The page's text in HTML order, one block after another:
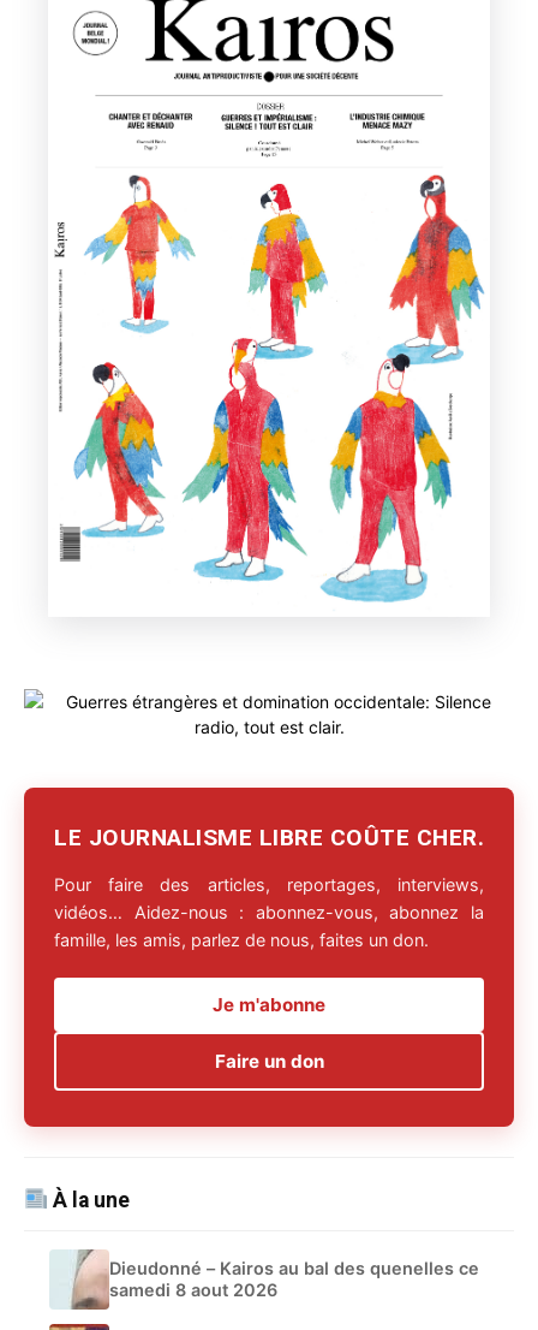
LE JOURNALISME LIBRE COÛTE CHER.
Pour faire des articles, reportages, interviews,
vidéos… Aidez-nous : abonnez-vous, abonnez la
famille, les amis, parlez de nous, faites un don.
Je m'abonne
Faire un don
À la une
Dieudonné – Kairos au bal des quenelles ce
samedi 8 aout 2026